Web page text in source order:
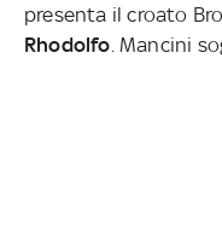
presenta il croato
Rhodolfo . Mancini